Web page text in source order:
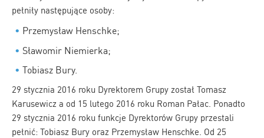
pełniły następujące osoby:
Przemysław Henschke;
Sławomir Niemierka;
Tobiasz Bury.
29 stycznia 2016 roku Dyrektorem Grupy został Tomasz
Karusewicz a od 15 lutego 2016 roku Roman Pałac. Ponadto
29 stycznia 2016 roku funkcje Dyrektorów Grupy przestali
pełnić: Tobiasz Bury oraz Przemysław Henschke. Od 25